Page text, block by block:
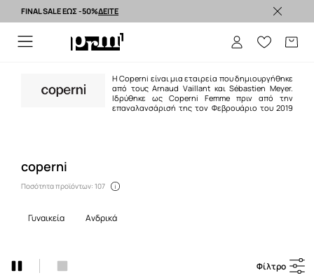
FINAL SALE ΕΩΣ -50%ΔΕΙΤΕ
Η Coperni είναι μια εταιρεία που δημιουργήθηκε
από τους Arnaud Vaillant και Sébastien Meyer.
Ιδρύθηκε ως Coperni Femme πριν από την
επαναλανσάρισή της τον Φεβρουάριο του 2019
coperni
Ποσότητα προϊόντων: 107
γυναικεία ανδρικά
Φίλτρο